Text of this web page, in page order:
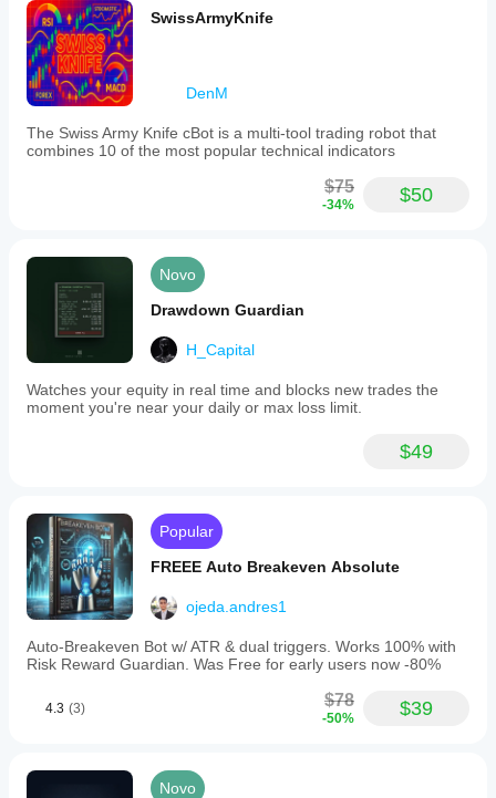
SwissArmyKnife
DenM
The Swiss Army Knife cBot is a multi-tool trading robot that
combines 10 of the most popular technical indicators
$75
-34% $50
Novo
Drawdown Guardian
H_Capital
Watches your equity in real time and blocks new trades the
moment you're near your daily or max loss limit.
$49
Popular
FREEE Auto Breakeven Absolute
ojeda.andres1
Auto-Breakeven Bot w/ ATR & dual triggers. Works 100% with
Risk Reward Guardian. Was Free for early users now -80%
4.3 (3) $78
-50% $39
Novo